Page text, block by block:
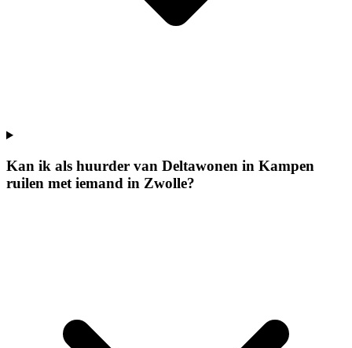
Kan ik als huurder van Deltawonen in Kampen
ruilen met iemand in Zwolle?